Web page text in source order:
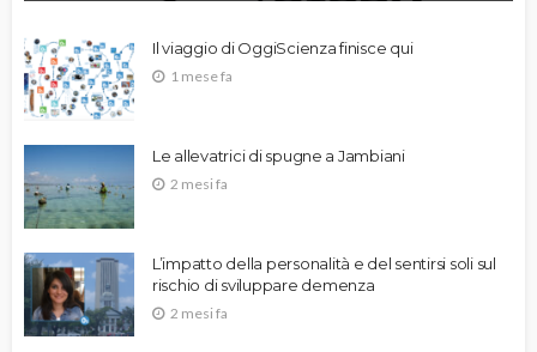
Il viaggio di OggiScienza finisce qui
1 mese fa
Le allevatrici di spugne a Jambiani
2 mesi fa
L’impatto della personalità e del sentirsi soli sul
rischio di sviluppare demenza
2 mesi fa